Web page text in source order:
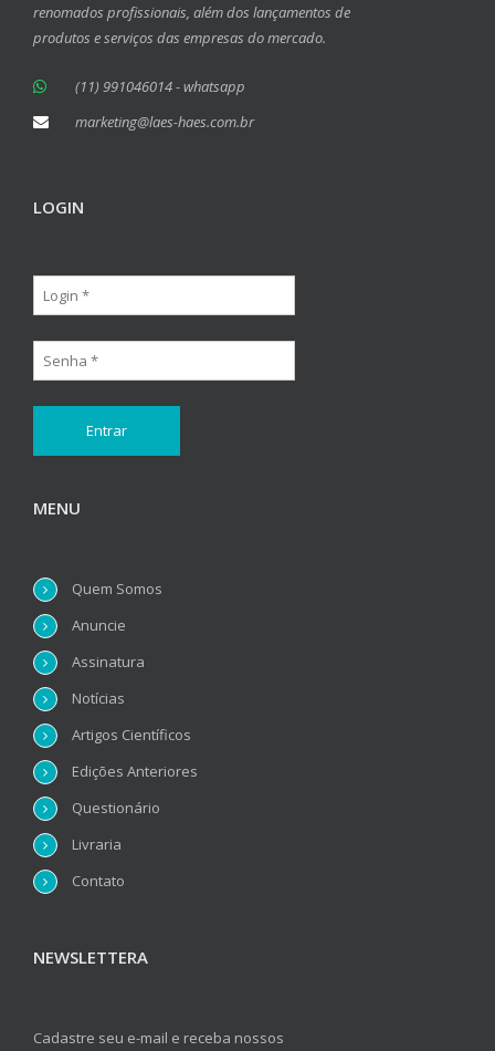
renomados profissionais, além dos lançamentos de
produtos e serviços das empresas do mercado.
(11) 991046014 - whatsapp
marketing@laes-haes.com.br
LOGIN
MENU
Quem Somos
Anuncie
Assinatura
Notícias
Artigos Científicos
Edições Anteriores
Questionário
Livraria
Contato
NEWSLETTERA
Cadastre seu e-mail e receba nossos